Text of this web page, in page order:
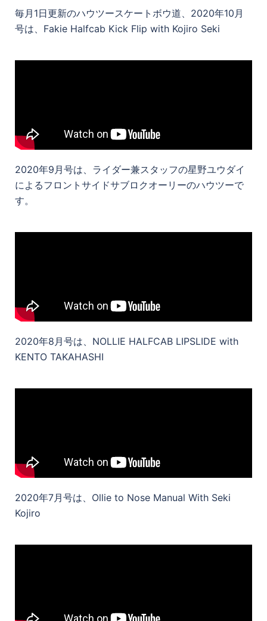
毎月1日更新のハウツースケートボウ道、2020年10月
号は、Fakie Halfcab Kick Flip with Kojiro Seki
2020年9月号は、ライダー兼スタッフの星野ユウダイ
によるフロントサイドサブロクオーリーのハウツーで
す。
2020年8月号は、NOLLIE HALFCAB LIPSLIDE with
KENTO TAKAHASHI
2020年7月号は、Ollie to Nose Manual With Seki
Kojiro